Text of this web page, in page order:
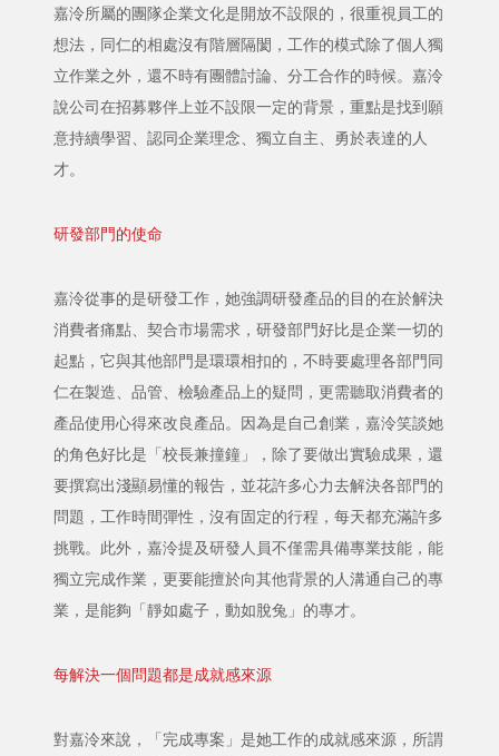
嘉泠所屬的團隊企業文化是開放不設限的，很重視員工的
想法，同仁的相處沒有階層隔閡，工作的模式除了個人獨
立作業之外，還不時有團體討論、分工合作的時候。嘉泠
說公司在招募夥伴上並不設限一定的背景，重點是找到願
意持續學習、認同企業理念、獨立自主、勇於表達的人
才。
研發部門的使命
嘉泠從事的是研發工作，她強調研發產品的目的在於解決
消費者痛點、契合市場需求，研發部門好比是企業一切的
起點，它與其他部門是環環相扣的，不時要處理各部門同
仁在製造、品管、檢驗產品上的疑問，更需聽取消費者的
產品使用心得來改良產品。因為是自己創業，嘉泠笑談她
的角色好比是「校長兼撞鐘」，除了要做出實驗成果，還
要撰寫出淺顯易懂的報告，並花許多心力去解決各部門的
問題，工作時間彈性，沒有固定的行程，每天都充滿許多
挑戰。此外，嘉泠提及研發人員不僅需具備專業技能，能
獨立完成作業，更要能擅於向其他背景的人溝通自己的專
業，是能夠「靜如處子，動如脫兔」的專才。
每解決一個問題都是成就感來源
對嘉泠來說，「完成專案」是她工作的成就感來源，所謂